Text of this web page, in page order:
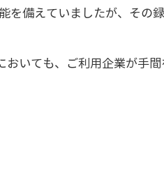
を備えていましたが、そ
いても、ご利用企業が手